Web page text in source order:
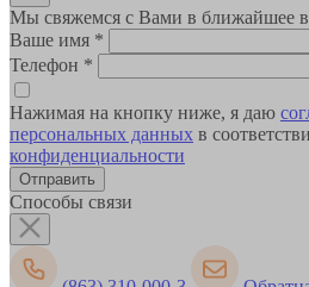
Мы свяжемся с Вами в ближайшее
Ваше имя *
Телефон *
Нажимая на кнопку ниже, я даю
персональных данных в
конфиденциальности
Способы связи